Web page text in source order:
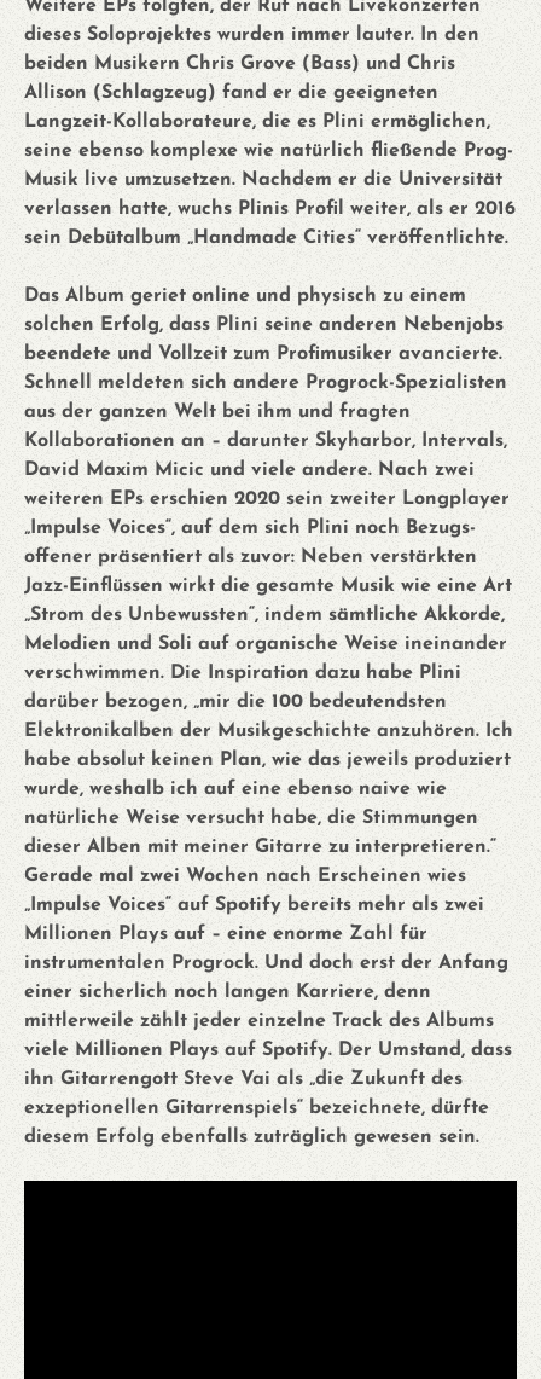
Weitere EPs folgten, der Ruf nach Livekonzerten
dieses Soloprojektes wurden immer lauter. In den
beiden Musikern Chris Grove (Bass) und Chris
Allison (Schlagzeug) fand er die geeigneten
Langzeit-Kollaborateure, die es Plini ermöglichen,
seine ebenso komplexe wie natürlich fließende Prog-
Musik live umzusetzen. Nachdem er die Universität
verlassen hatte, wuchs Plinis Profil weiter, als er 2016
sein Debütalbum „Handmade Cities“ veröffentlichte.
Das Album geriet online und physisch zu einem
solchen Erfolg, dass Plini seine anderen Nebenjobs
beendete und Vollzeit zum Profimusiker avancierte.
Schnell meldeten sich andere Progrock-Spezialisten
aus der ganzen Welt bei ihm und fragten
Kollaborationen an – darunter Skyharbor, Intervals,
David Maxim Micic und viele andere. Nach zwei
weiteren EPs erschien 2020 sein zweiter Longplayer
„Impulse Voices“, auf dem sich Plini noch Bezugs-
offener präsentiert als zuvor: Neben verstärkten
Jazz-Einflüssen wirkt die gesamte Musik wie eine Art
„Strom des Unbewussten“, indem sämtliche Akkorde,
Melodien und Soli auf organische Weise ineinander
verschwimmen. Die Inspiration dazu habe Plini
darüber bezogen, „mir die 100 bedeutendsten
Elektronikalben der Musikgeschichte anzuhören. Ich
habe absolut keinen Plan, wie das jeweils produziert
wurde, weshalb ich auf eine ebenso naive wie
natürliche Weise versucht habe, die Stimmungen
dieser Alben mit meiner Gitarre zu interpretieren.“
Gerade mal zwei Wochen nach Erscheinen wies
„Impulse Voices“ auf Spotify bereits mehr als zwei
Millionen Plays auf – eine enorme Zahl für
instrumentalen Progrock. Und doch erst der Anfang
einer sicherlich noch langen Karriere, denn
mittlerweile zählt jeder einzelne Track des Albums
viele Millionen Plays auf Spotify. Der Umstand, dass
ihn Gitarrengott Steve Vai als „die Zukunft des
exzeptionellen Gitarrenspiels“ bezeichnete, dürfte
diesem Erfolg ebenfalls zuträglich gewesen sein.